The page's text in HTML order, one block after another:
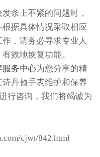
条上不紧的问题时，
据具体情况采取相应
，请务必寻求专业人
效地恢复功能。
服务中心为您分享的精
丹顿手表维护和保养
行咨询，我们将竭诚为
cjwt/842.html